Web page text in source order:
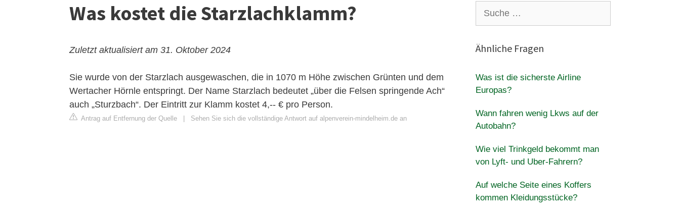
Was kostet die Starzlachklamm?
Zuletzt aktualisiert am 31. Oktober 2024
Sie wurde von der Starzlach ausgewaschen, die in 1070 m Höhe zwischen Grünten und dem
Wertacher Hörnle entspringt. Der Name Starzlach bedeutet „über die Felsen springende Ach“
auch „Sturzbach“. Der Eintritt zur Klamm kostet 4,-- € pro Person.
Antrag auf Entfernung der Quelle Sehen Sie sich die vollständige Antwort auf alpenverein-mindelheim.de an
nach:
Ähnliche Fragen
Was ist die sicherste Airline
Europas?
Wann fahren wenig Lkws auf der
Autobahn?
Wie viel Trinkgeld bekommt man
von Lyft- und Uber-Fahrern?
Auf welche Seite eines Koffers
kommen Kleidungsstücke?